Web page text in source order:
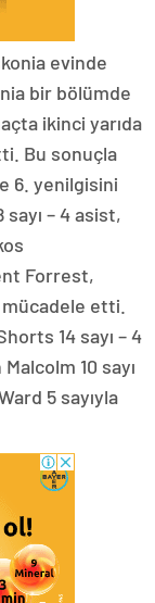
evinde
bir bölümde
ikinci yarıda
Bu sonuçla
6. yenilgisini
sayı – 4 asist,
Forrest,
etti.
14 sayı – 4
10 sayı
5 sayıyla